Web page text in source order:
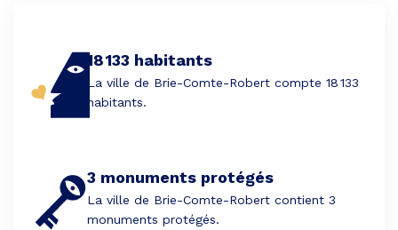
18 133 habitants
La ville de Brie-Comte-Robert compte 18 133
habitants.
3 monuments protégés
La ville de Brie-Comte-Robert contient 3
monuments protégés.